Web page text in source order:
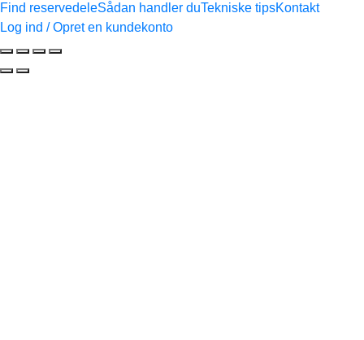
Find reservedeleSådan handler duTekniske tipsKontakt
Log ind / Opret en kundekonto